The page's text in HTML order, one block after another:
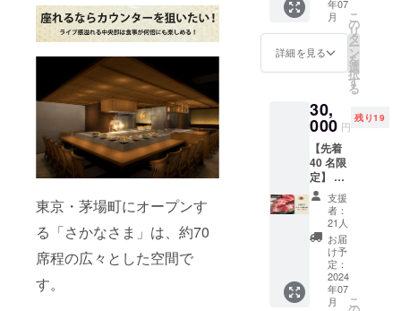
東京・茅場町にオープンす
る「さかなさま」は、約70
席程の広々とした空間で
す。
GROOVE
ます。
原材料
及び添
加物等
の食品
ラベル
に表記
されま
す。商
品開封
前には
必ずお
届けの
リター
ンに貼
付され
たラベ
ルや注
意書き
の日本
酒を楽
しむ
会』へ
ご招待
しま
※『Mis
s SAKE
と新潟
の日本
酒を楽
しむ
会』は7
月12日
(金)18:0
0～を予
定して
おりま
年07
月
詳細を見る
こ
の
リ
タ
ー
ン
を
選
択
す
る
30,
000 円
残り19
【先着
40 名限
定】 お
食事券
4枚＋プ
レオー
プン優
先ご招
6,000円
のお食
事券を4
支援
者：
21人
お届
け予
定：
2024
年07
月
こ